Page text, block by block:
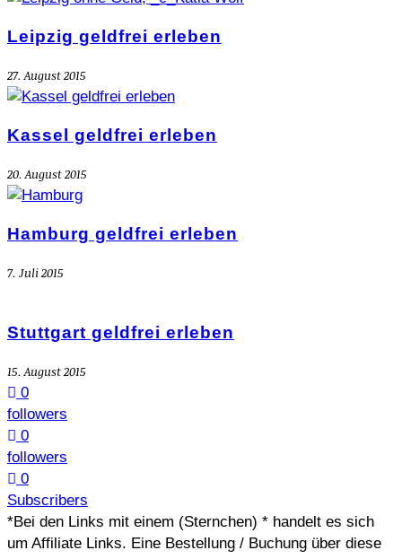
Leipzig geldfrei erleben
27. August 2015
Kassel geldfrei erleben
20. August 2015
Hamburg geldfrei erleben
7. Juli 2015
Stuttgart geldfrei erleben
15. August 2015
0
followers
0
followers
0
Subscribers
*Bei den Links mit einem (Sternchen) * handelt es sich
um Affiliate Links. Eine Bestellung / Buchung über diese